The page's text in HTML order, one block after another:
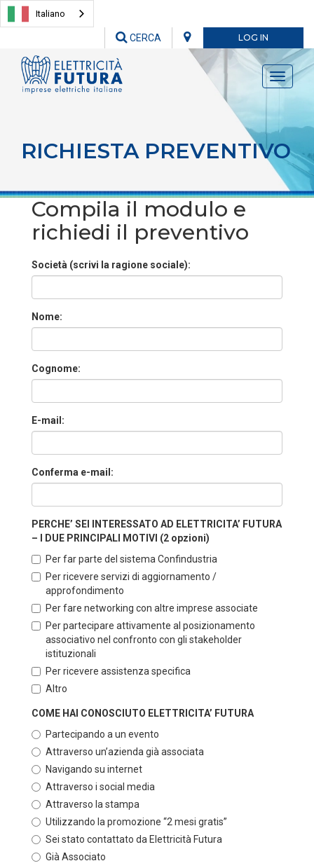
Italiano
LOG IN
CERCA
Toggle
RICHIESTA PREVENTIVO
Compila il modulo e
richiedi il preventivo
Società (scrivi la ragione sociale):
Nome:
Cognome:
E-mail:
Conferma e-mail:
PERCHE’ SEI INTERESSATO AD ELETTRICITA’ FUTURA
– I DUE PRINCIPALI MOTIVI (2 opzioni)
Per far parte del sistema Confindustria
Per ricevere servizi di aggiornamento /
approfondimento
Per fare networking con altre imprese associate
Per partecipare attivamente al posizionamento
associativo nel confronto con gli stakeholder
istituzionali
Per ricevere assistenza specifica
Altro
COME HAI CONOSCIUTO ELETTRICITA’ FUTURA
Partecipando a un evento
Attraverso un’azienda già associata
Navigando su internet
Attraverso i social media
Attraverso la stampa
Utilizzando la promozione “2 mesi gratis”
Sei stato contattato da Elettricità Futura
Già Associato